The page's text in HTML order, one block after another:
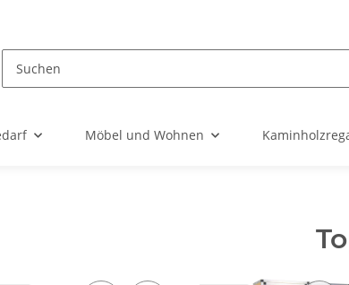
Möbel und Wohnen